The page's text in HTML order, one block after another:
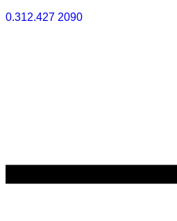
0.312.427 2090